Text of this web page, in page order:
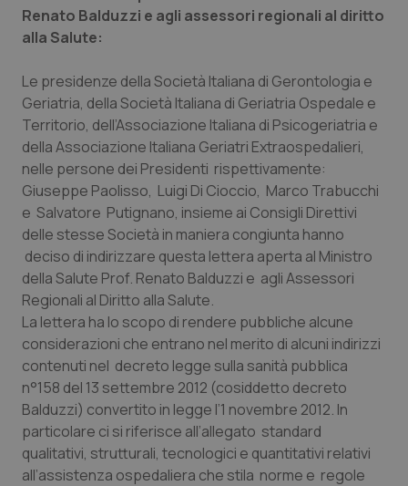
Molise
Piemonte
Provincia Autonoma di Bolzano
Provincia Autonoma di Trento
Puglia
Sardegna
Sicilia
Toscana
Umbria
Valle D’Aosta
Epatiti
HIV
Infezioni & Febbre
Ipertensione & Scompenso
Malattie rare
Malattia di Crohn & Rettocolite Ulcerosa
Neuroscienze & patologie neurodegenerative
Obesità
Oftalmologia
Oncodermatologia
Renato Balduzzi e agli assessori regionali al diritto
alla Salute:
Le presidenze della Società Italiana di Gerontologia e
Geriatria, della Società Italiana di Geriatria Ospedale e
Territorio, dell’Associazione Italiana di Psicogeriatria e
della Associazione Italiana Geriatri Extraospedalieri,
nelle persone dei Presidenti rispettivamente:
Giuseppe Paolisso, Luigi Di Cioccio, Marco Trabucchi
e Salvatore Putignano, insieme ai Consigli Direttivi
delle stesse Società in maniera congiunta hanno
deciso di indirizzare questa lettera aperta al Ministro
della Salute Prof. Renato Balduzzi e agli Assessori
Regionali al Diritto alla Salute.
La lettera ha lo scopo di rendere pubbliche alcune
considerazioni che entrano nel merito di alcuni indirizzi
contenuti nel decreto legge sulla sanità pubblica
n°158 del 13 settembre 2012 (cosiddetto decreto
Balduzzi) convertito in legge l’1 novembre 2012. In
particolare ci si riferisce all’allegato standard
qualitativi, strutturali, tecnologici e quantitativi relativi
all’assistenza ospedaliera che stila norme e regole